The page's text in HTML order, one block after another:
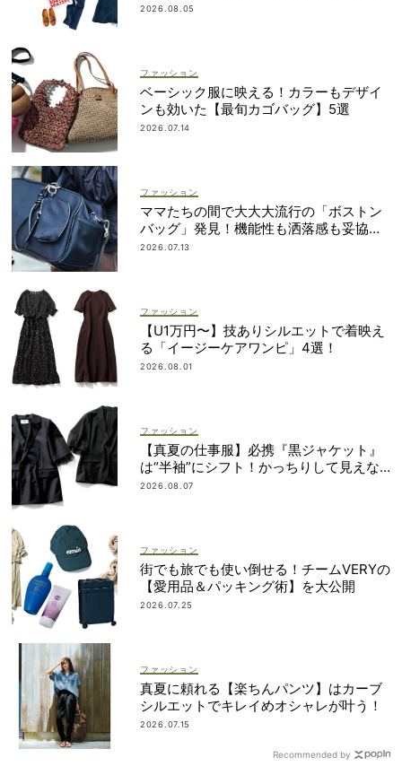
2026.08.05
ファッション
ベーシック服に映える！カラーもデザイ
ンも効いた【最旬カゴバッグ】5選
2026.07.14
ファッション
ママたちの間で大大大流行の「ボストン
バッグ」発見！機能性も洒落感も妥協し
ない
2026.07.13
ファッション
【U1万円〜】技ありシルエットで着映え
る「イージーケアワンピ」4選！
2026.08.01
ファッション
【真夏の仕事服】必携『黒ジャケット』
は“半袖”にシフト！かっちりして見えな
いデザインに注目
2026.08.07
ファッション
街でも旅でも使い倒せる！チームVERYの
【愛用品＆パッキング術】を大公開
2026.07.25
ファッション
真夏に頼れる【楽ちんパンツ】はカーブ
シルエットでキレイめオシャレが叶う！
2026.07.15
Recommended by